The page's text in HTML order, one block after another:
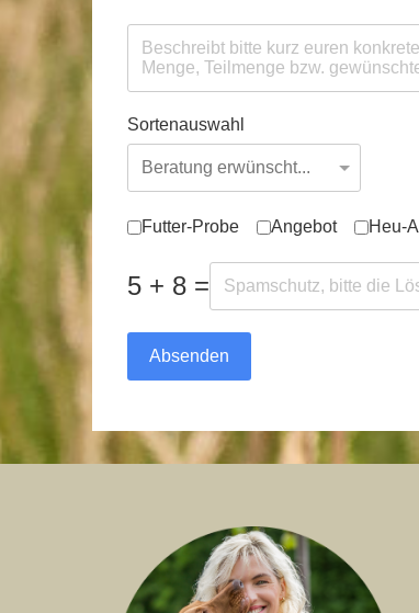
Sortenauswahl
Uns interessiert
Futter-Probe Angebot Heu-
5 + 8 =
Absenden